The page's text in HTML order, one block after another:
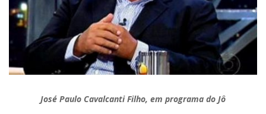
José Paulo Cavalcanti Filho, em programa do Jô